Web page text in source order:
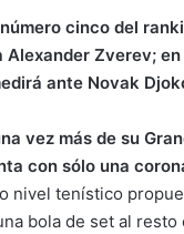
cinco del
Alexander Zverev;
ante Novak
vez más de su
con sólo una
nivel tenístico
bola de set al resto